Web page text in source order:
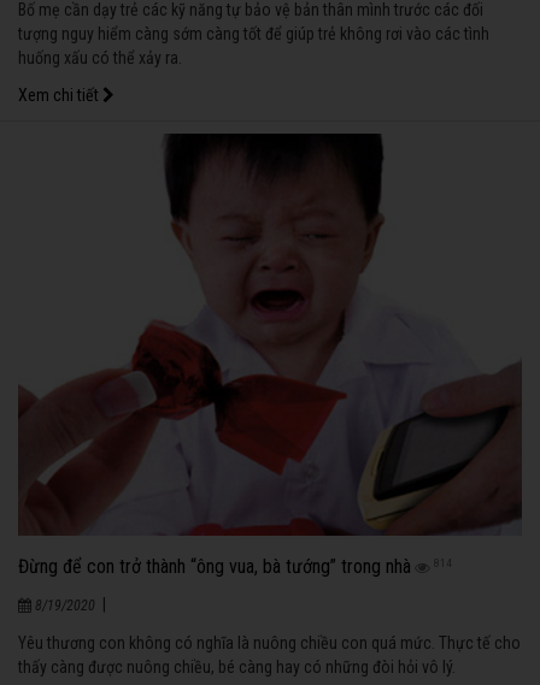
Bố mẹ cần dạy trẻ các kỹ năng tự bảo vệ bản thân mình trước các đối
tượng nguy hiểm càng sớm càng tốt để giúp trẻ không rơi vào các tình
huống xấu có thể xảy ra.
Xem chi tiết
Đừng để con trở thành “ông vua, bà tướng” trong nhà 814
8/19/2020
Yêu thương con không có nghĩa là nuông chiều con quá mức. Thực tế cho
thấy càng được nuông chiều, bé càng hay có những đòi hỏi vô lý.